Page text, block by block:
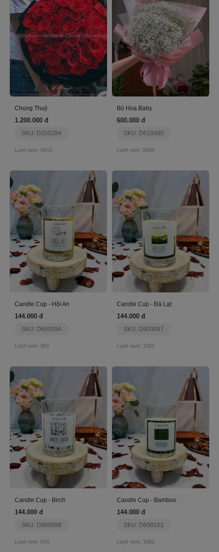
Chung Thuỷ
1.200.000 đ
SKU: D200284
Lượt xem: 9415
Bó Hoa Baby
600.000 đ
SKU: D619380
Lượt xem: 5809
Candle Cup - Hội An
144.000 đ
SKU: D600094
Lượt xem: 961
Candle Cup - Đà Lạt
144.000 đ
SKU: D600097
Lượt xem: 1393
Candle Cup - Birch
144.000 đ
SKU: D600098
Lượt xem: 670
Candle Cup - Bamboo
144.000 đ
SKU: D600101
Lượt xem: 1060